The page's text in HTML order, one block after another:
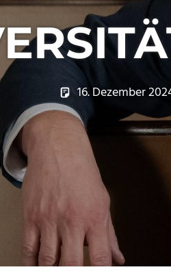
16. Dezember